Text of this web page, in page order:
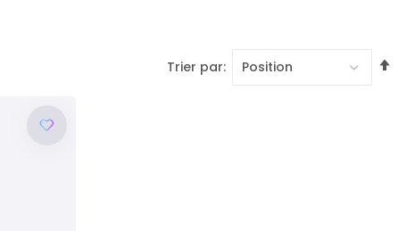
Trier par